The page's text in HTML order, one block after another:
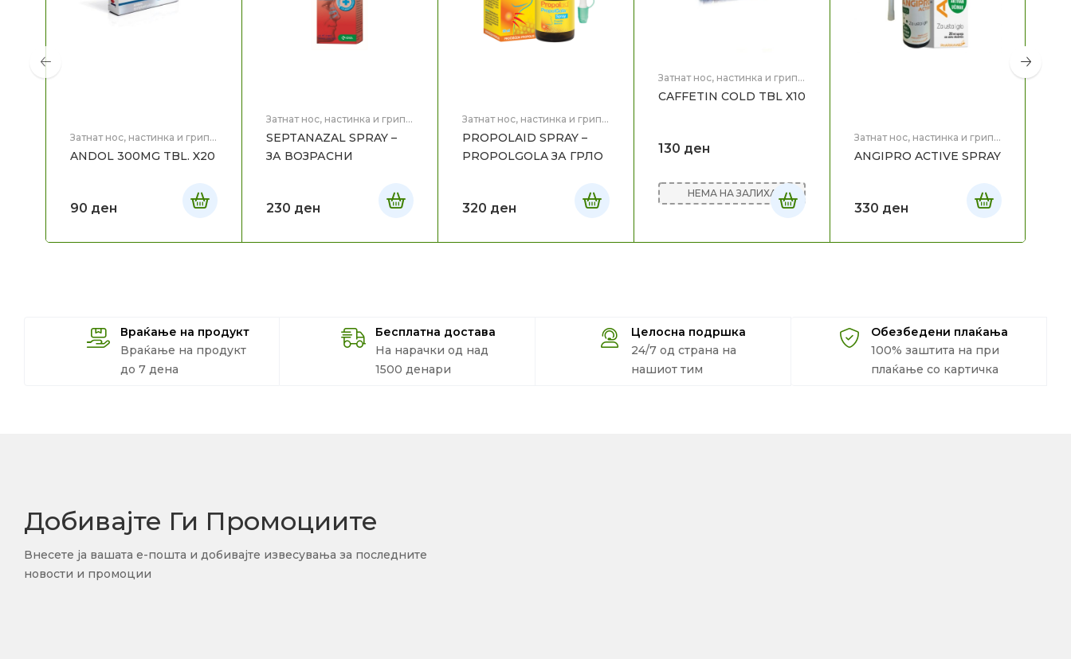
Затнат нос, настинка и грип,
ANDOL 300MG TBL. X20
90 ден
Затнат нос, настинка и грип,
SEPTANAZAL SPRAY –
ЗА ВОЗРАСНИ
230 ден
Затнат нос, настинка и грип,
PROPOLAID SPRAY –
PROPOLGOLA ЗА ГРЛО
320 ден
Затнат нос, настинка и грип,
CAFFETIN COLD TBL X10
130 ден
НЕМА НА ЗАЛИХА
Затнат нос, настинка и грип,
ANGIPRO ACTIVE SPRAY
330 ден
Враќање на продукт
Враќање на продукт
до 7 дена
Бесплатна достава
На нарачки од над
1500 денари
Целосна подршка
24/7 од страна на
нашиот тим
Обезбедени плаќања
100% заштита на при
плаќање со картичка
Добивајте Ги Промоциите
Внесете ја вашата е-пошта и добивајте извесувања за последните
новости и промоции